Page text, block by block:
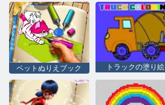
ペットぬりえブック トラックの塗り絵